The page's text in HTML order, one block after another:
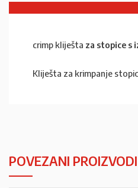
crimp kliješta za stopice s
Kliješta za krimpanje
POVEZANI PROIZVODI